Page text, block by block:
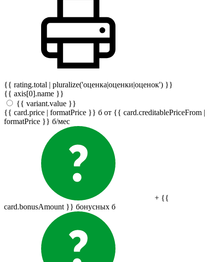
{{ rating.total | pluralize('оценка|оценки|оценок') }}
{{ axis[0].name }}
{{ variant.value }}
{{ card.price | formatPrice }} б от {{ card.creditablePriceFrom |
formatPrice }} б/мес
+ {{
card.bonusAmount }} бонусных б